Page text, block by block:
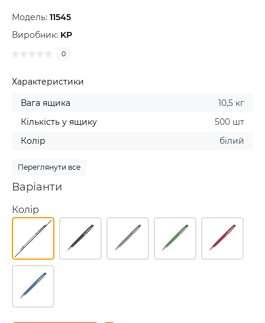
Модель: 11545
Виробник: KP
0
Характеристики
Вага ящика
10,5 кг
Кількість у ящику
500 шт
Колір
білий
Переглянути все
Варіанти
Колір